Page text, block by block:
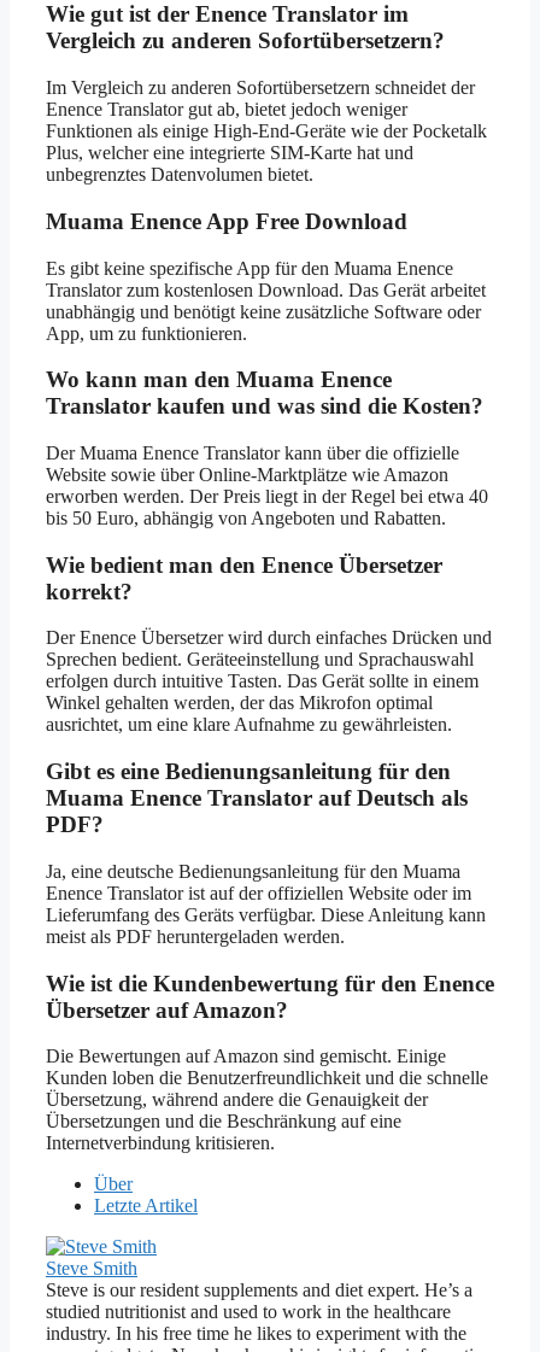
Wie gut ist der Enence Translator im
Vergleich zu anderen Sofortübersetzern?
Im Vergleich zu anderen Sofortübersetzern schneidet der
Enence Translator gut ab, bietet jedoch weniger
Funktionen als einige High-End-Geräte wie der Pocketalk
Plus, welcher eine integrierte SIM-Karte hat und
unbegrenztes Datenvolumen bietet.
Muama Enence App Free Download
Es gibt keine spezifische App für den Muama Enence
Translator zum kostenlosen Download. Das Gerät arbeitet
unabhängig und benötigt keine zusätzliche Software oder
App, um zu funktionieren.
Wo kann man den Muama Enence
Translator kaufen und was sind die Kosten?
Der Muama Enence Translator kann über die offizielle
Website sowie über Online-Marktplätze wie Amazon
erworben werden. Der Preis liegt in der Regel bei etwa 40
bis 50 Euro, abhängig von Angeboten und Rabatten.
Wie bedient man den Enence Übersetzer
korrekt?
Der Enence Übersetzer wird durch einfaches Drücken und
Sprechen bedient. Geräteeinstellung und Sprachauswahl
erfolgen durch intuitive Tasten. Das Gerät sollte in einem
Winkel gehalten werden, der das Mikrofon optimal
ausrichtet, um eine klare Aufnahme zu gewährleisten.
Gibt es eine Bedienungsanleitung für den
Muama Enence Translator auf Deutsch als
PDF?
Ja, eine deutsche Bedienungsanleitung für den Muama
Enence Translator ist auf der offiziellen Website oder im
Lieferumfang des Geräts verfügbar. Diese Anleitung kann
meist als PDF heruntergeladen werden.
Wie ist die Kundenbewertung für den Enence
Übersetzer auf Amazon?
Die Bewertungen auf Amazon sind gemischt. Einige
Kunden loben die Benutzerfreundlichkeit und die schnelle
Übersetzung, während andere die Genauigkeit der
Übersetzungen und die Beschränkung auf eine
Internetverbindung kritisieren.
Über
Letzte Artikel
Steve Smith
Steve is our resident supplements and diet expert. He’s a
studied nutritionist and used to work in the healthcare
industry. In his free time he likes to experiment with the